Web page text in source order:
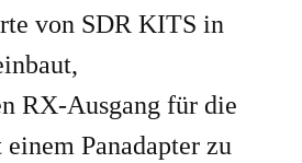
von SDR KITS in
RX-Ausgang für die
Panadapter zu